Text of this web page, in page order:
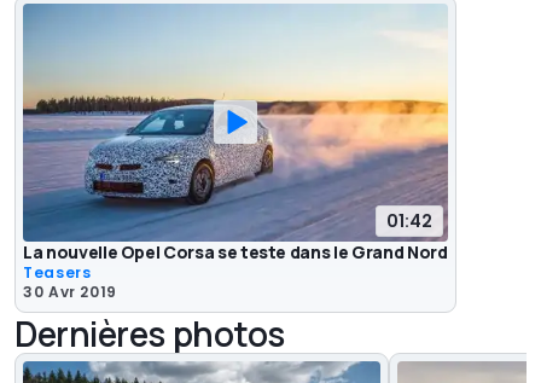
01:42
La nouvelle Opel Corsa se teste dans le Grand Nord
Teasers
30 Avr 2019
Dernières photos